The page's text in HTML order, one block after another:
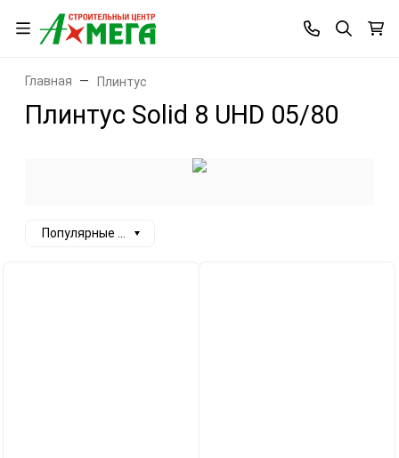
Главная Плинтус
Плинтус Solid 8 UHD 05/80
Популярные сначала